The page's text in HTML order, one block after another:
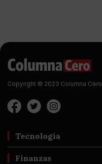
Copyright © 2023 Columna Cero
Tecnología
Finanzas